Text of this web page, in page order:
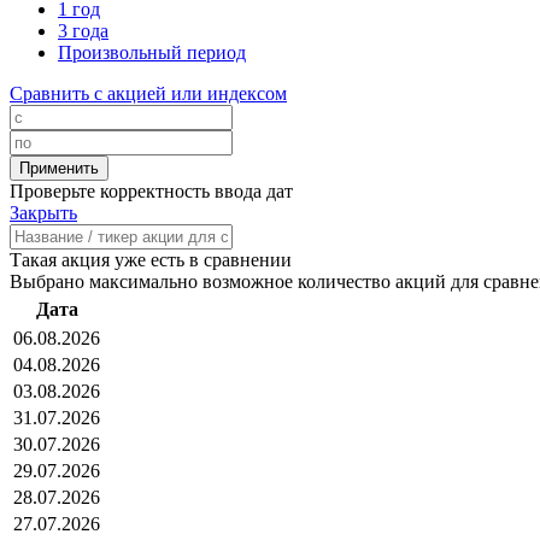
1 год
3 года
Произвольный период
Сравнить с акцией или индексом
Проверьте корректность ввода дат
Закрыть
Такая акция уже есть в сравнении
Выбрано максимально возможное количество акций для
Дата
06.08.2026
04.08.2026
03.08.2026
31.07.2026
30.07.2026
29.07.2026
28.07.2026
27.07.2026